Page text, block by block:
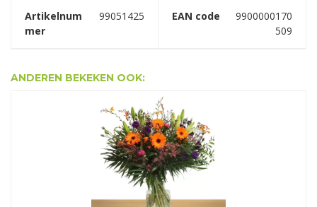
Artikelnum
mer
99051425 EAN code
9900000170
509
ANDEREN BEKEKEN OOK: